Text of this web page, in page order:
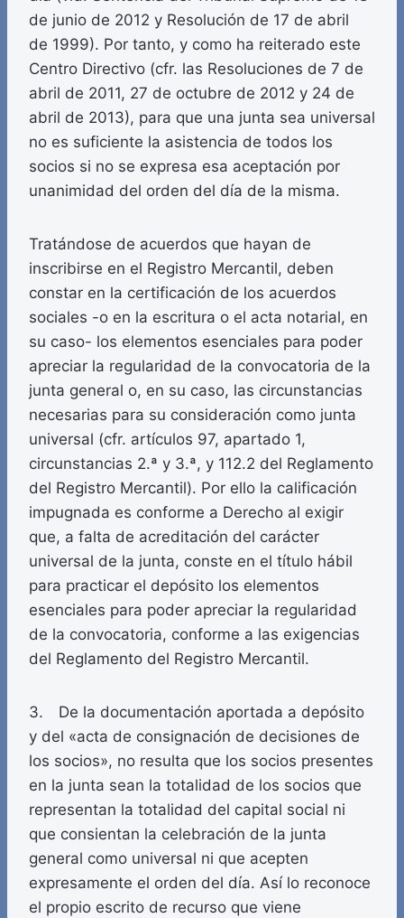
de junio de 2012 y Resolución de 17 de abril
de 1999). Por tanto, y como ha reiterado este
Centro Directivo (cfr. las Resoluciones de 7 de
abril de 2011, 27 de octubre de 2012 y 24 de
abril de 2013), para que una junta sea universal
no es suficiente la asistencia de todos los
socios si no se expresa esa aceptación por
unanimidad del orden del día de la misma.
Tratándose de acuerdos que hayan de
inscribirse en el Registro Mercantil, deben
constar en la certificación de los acuerdos
sociales -o en la escritura o el acta notarial, en
su caso- los elementos esenciales para poder
apreciar la regularidad de la convocatoria de la
junta general o, en su caso, las circunstancias
necesarias para su consideración como junta
universal (cfr. artículos 97, apartado 1,
circunstancias 2.ª y 3.ª, y 112.2 del Reglamento
del Registro Mercantil). Por ello la calificación
impugnada es conforme a Derecho al exigir
que, a falta de acreditación del carácter
universal de la junta, conste en el título hábil
para practicar el depósito los elementos
esenciales para poder apreciar la regularidad
de la convocatoria, conforme a las exigencias
del Reglamento del Registro Mercantil.
3. De la documentación aportada a depósito
y del «acta de consignación de decisiones de
los socios», no resulta que los socios presentes
en la junta sean la totalidad de los socios que
representan la totalidad del capital social ni
que consientan la celebración de la junta
general como universal ni que acepten
expresamente el orden del día. Así lo reconoce
el propio escrito de recurso que viene